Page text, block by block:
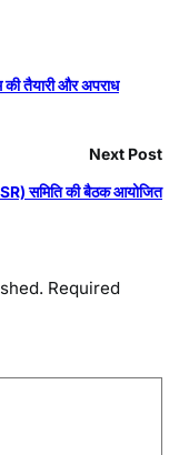
की तैयारी और अपराध
Next Post
समिति की बैठक आयोजित
Required